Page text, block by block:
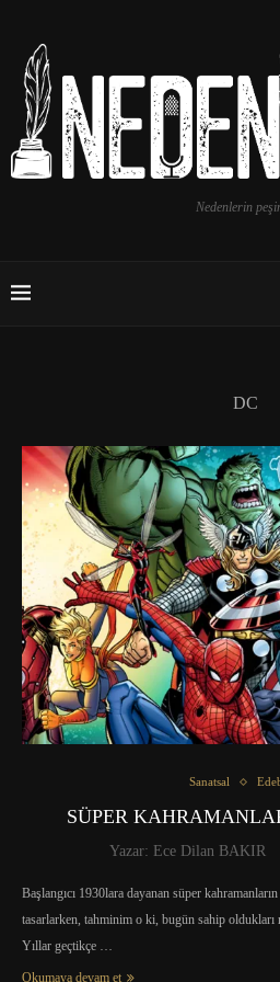
Nedenlerin
DC
Sanatsal
SÜPER
Yazar: Ece Dilan BAKIR
Başlangıcı 1930lara dayanan süper kahramanların
tasarlarken, tahminim o ki, bugün sahip oldukları
Yıllar geçtikçe …
Okumaya devam et